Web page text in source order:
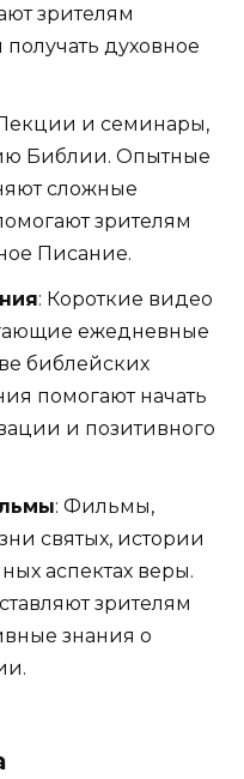
зрителям
духовное
и семинары,
Библии. Опытные
сложные
зрителям
Писание.
: Короткие видео
ежедневные
библейских
помогают начать
и позитивного
: Фильмы,
святых, истории
аспектах веры.
зрителям
знания о